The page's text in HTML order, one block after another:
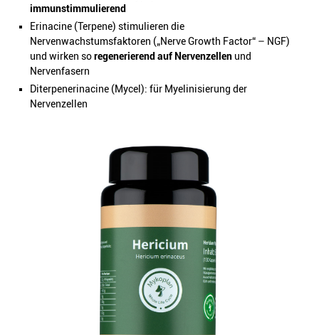
immunstimmulierend
Erinacine (Terpene) stimulieren die
Nervenwachstumsfaktoren („Nerve Growth Factor“ – NGF)
und wirken soregenerierend auf Nervenzellen und
Nervenfasern
Diterpenerinacine (Mycel): für Myelinisierung der
Nervenzellen